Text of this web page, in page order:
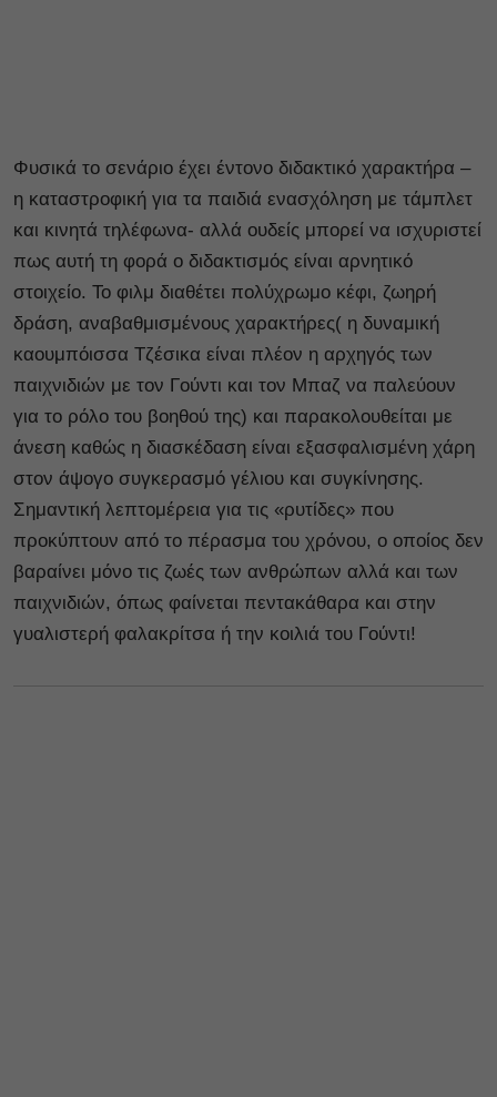
Φυσικά το σενάριο έχει έντονο διδακτικό χαρακτήρα –
η καταστροφική για τα παιδιά ενασχόληση με τάμπλετ
και κινητά τηλέφωνα- αλλά ουδείς μπορεί να ισχυριστεί
πως αυτή τη φορά ο διδακτισμός είναι αρνητικό
στοιχείο. Το φιλμ διαθέτει πολύχρωμο κέφι, ζωηρή
δράση, αναβαθμισμένους χαρακτήρες( η δυναμική
καουμπόισσα Τζέσικα είναι πλέον η αρχηγός των
παιχνιδιών με τον Γούντι και τον Μπαζ να παλεύουν
για το ρόλο του βοηθού της) και παρακολουθείται με
άνεση καθώς η διασκέδαση είναι εξασφαλισμένη χάρη
στον άψογο συγκερασμό γέλιου και συγκίνησης.
Σημαντική λεπτομέρεια για τις «ρυτίδες» που
προκύπτουν από το πέρασμα του χρόνου, ο οποίος δεν
βαραίνει μόνο τις ζωές των ανθρώπων αλλά και των
παιχνιδιών, όπως φαίνεται πεντακάθαρα και στην
γυαλιστερή φαλακρίτσα ή την κοιλιά του Γούντι!